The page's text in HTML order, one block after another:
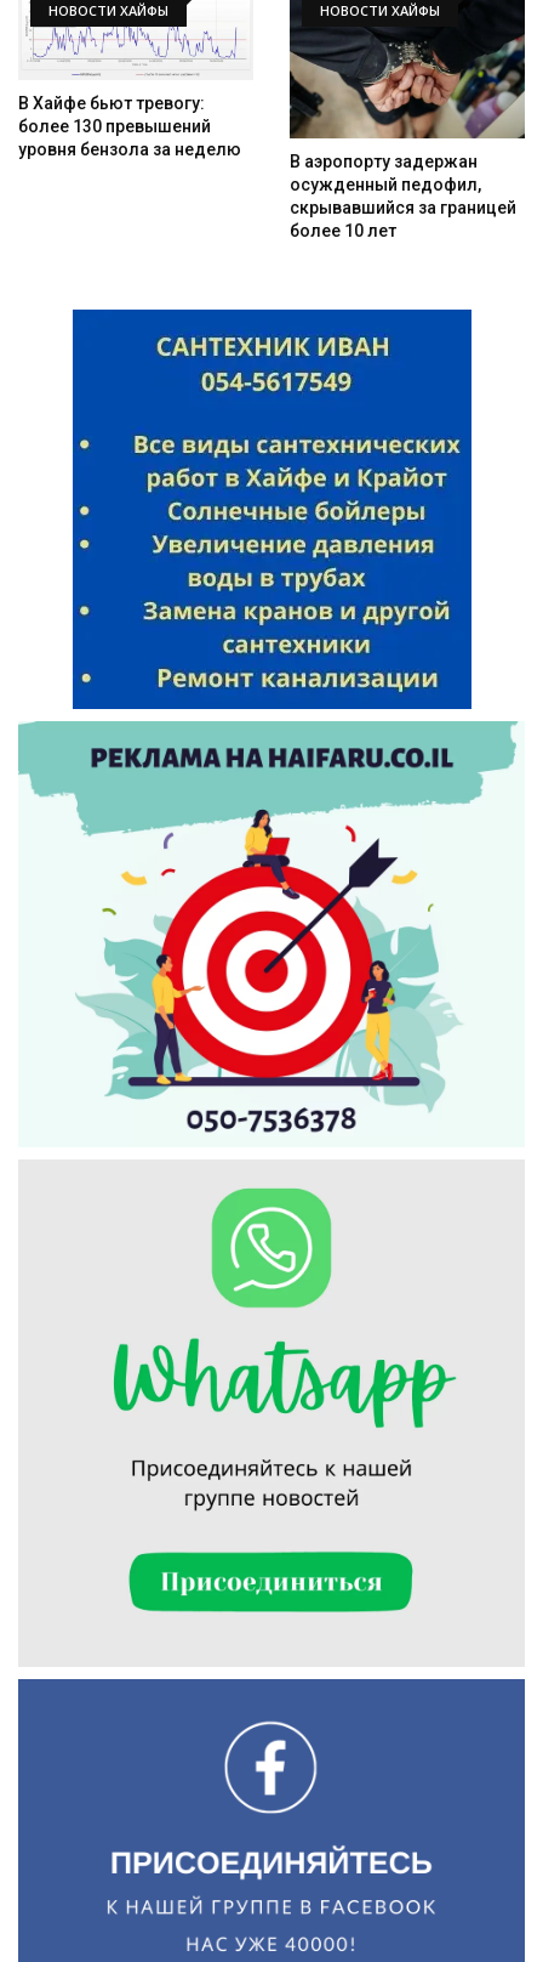
НОВОСТИ ХАЙФЫ
В Хайфе бьют тревогу:
более 130 превышений
уровня бензола за неделю
НОВОСТИ ХАЙФЫ
В аэропорту задержан
осужденный педофил,
скрывавшийся за границей
более 10 лет